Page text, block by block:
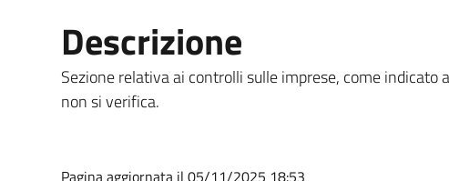
Descrizione
Sezione relativa ai controlli sulle imprese, come
non si verifica.
Pagina aggiornata il 05/11/2025 18:53